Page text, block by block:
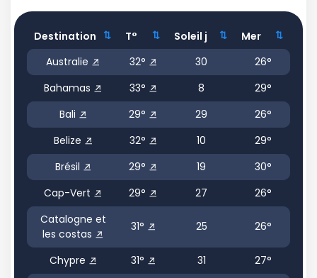
Destination T° Soleil j
Mer
Destination
T° Soleil j Mer
Australie 32° 30
26°
Bahamas
33° 8
29°
Bali
29° 29
26°
Belize
32° 10
29°
Brésil
29° 19
30°
Cap-Vert
29° 27
26°
Catalogne et
les costas
31° 25 26°
Chypre 31° 31
27°